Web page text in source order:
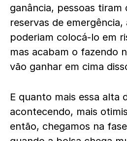
ganância, pessoas tiram
reservas de emergência,
poderiam colocá-lo em
mas acabam o fazendo
vão ganhar em cima
E quanto mais essa alta
acontecendo, mais
então, chegamos na